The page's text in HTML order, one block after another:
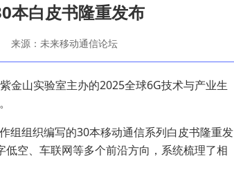
本白皮书隆重发布
来源：未来移动通信论坛
金山实验室主办的2025全球6G技术与产业生
组组织编写的30本移动通信系列白皮书隆重发
低空、车联网等多个前沿方向，系统梳理了相